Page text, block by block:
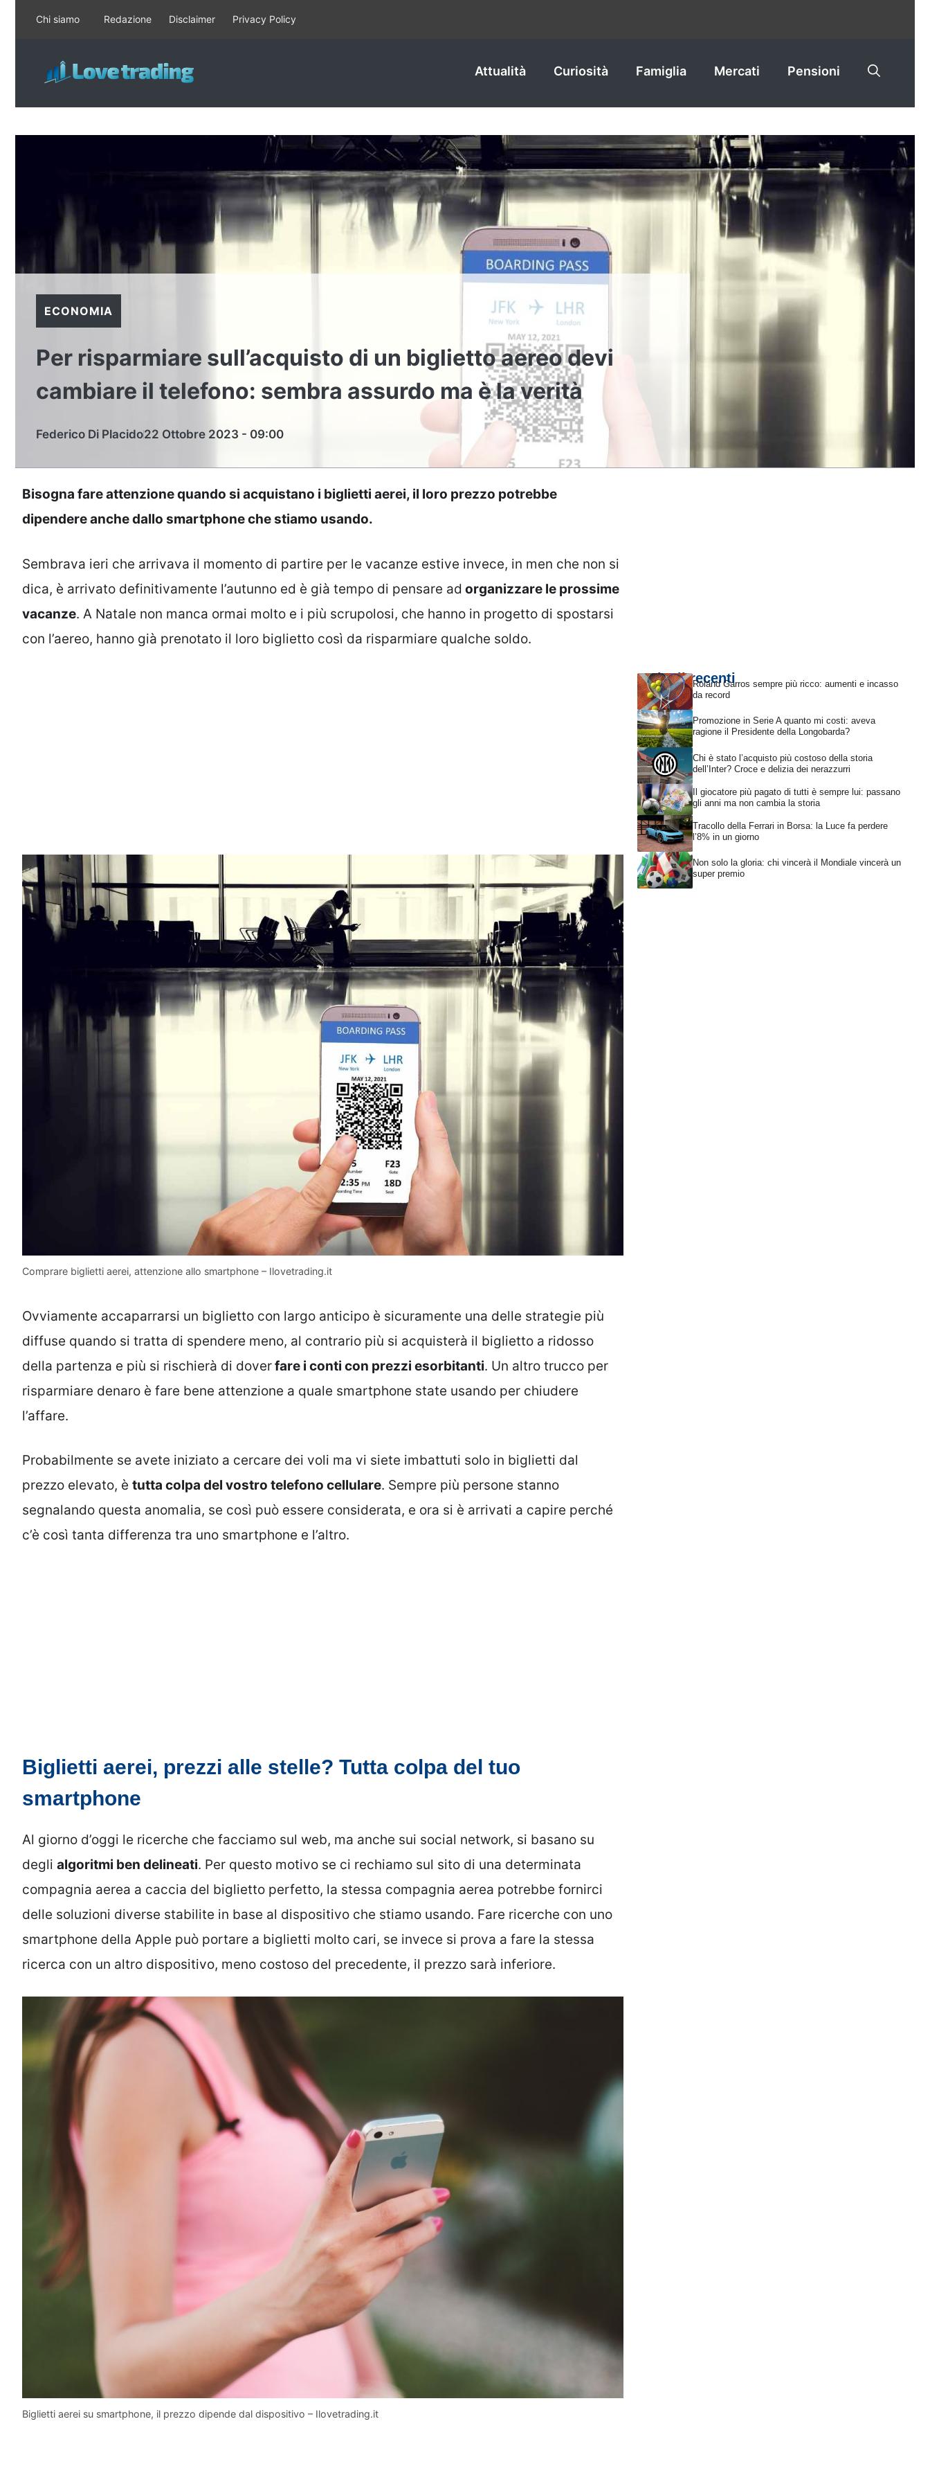
contenuto
Chi siamo Redazione Disclaimer Privacy Policy
Attualità Curiosità Famiglia Mercati Pensioni
ECONOMIA
Per risparmiare sull’acquisto di un biglietto aereo devi
cambiare il telefono: sembra assurdo ma è la verità
Federico Di Placido22 Ottobre 2023 - 09:00
Bisogna fare attenzione quando si acquistano i biglietti aerei, il loro prezzo potrebbe
dipendere anche dallo smartphone che stiamo usando.
Sembrava ieri che arrivava il momento di partire per le vacanze estive invece, in men che non si
dica, è arrivato definitivamente l’autunno ed è già tempo di pensare ad organizzare le prossime
vacanze. A Natale non manca ormai molto e i più scrupolosi, che hanno in progetto di spostarsi
con l’aereo, hanno già prenotato il loro biglietto così da risparmiare qualche soldo.
Comprare biglietti aerei, attenzione allo smartphone – Ilovetrading.it
Ovviamente accaparrarsi un biglietto con largo anticipo è sicuramente una delle strategie più
diffuse quando si tratta di spendere meno, al contrario più si acquisterà il biglietto a ridosso
della partenza e più si rischierà di doverfare i conti con prezzi esorbitanti. Un altro trucco per
risparmiare denaro è fare bene attenzione a quale smartphone state usando per chiudere
l’affare.
Probabilmente se avete iniziato a cercare dei voli ma vi siete imbattuti solo in biglietti dal
prezzo elevato, è tutta colpa del vostro telefono cellulare. Sempre più persone stanno
segnalando questa anomalia, se così può essere considerata, e ora si è arrivati a capire perché
c’è così tanta differenza tra uno smartphone e l’altro.
Biglietti aerei, prezzi alle stelle? Tutta colpa del tuo
smartphone
Al giorno d’oggi le ricerche che facciamo sul web, ma anche sui social network, si basano su
degli algoritmi ben delineati. Per questo motivo se ci rechiamo sul sito di una determinata
compagnia aerea a caccia del biglietto perfetto, la stessa compagnia aerea potrebbe fornirci
delle soluzioni diverse stabilite in base al dispositivo che stiamo usando. Fare ricerche con uno
smartphone della Apple può portare a biglietti molto cari, se invece si prova a fare la stessa
ricerca con un altro dispositivo, meno costoso del precedente, il prezzo sarà inferiore.
Biglietti aerei su smartphone, il prezzo dipende dal dispositivo – Ilovetrading.it
Articoli recentiRoland Garros sempre più ricco: aumenti e incasso
da record
Promozione in Serie A quanto mi costi: aveva
ragione il Presidente della Longobarda?
Chi è stato l’acquisto più costoso della storia
dell’Inter? Croce e delizia dei nerazzurri
Il giocatore più pagato di tutti è sempre lui: passano
gli anni ma non cambia la storia
Tracollo della Ferrari in Borsa: la Luce fa perdere
l’8% in un giorno
Non solo la gloria: chi vincerà il Mondiale vincerà un
super premio